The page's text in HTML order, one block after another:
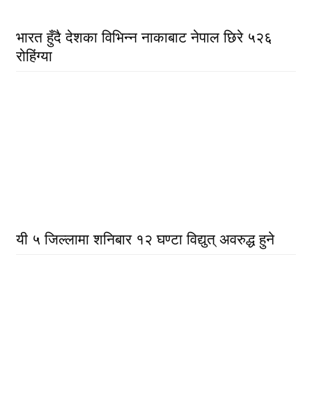
भारत हुँदै देशका विभिन्न नाकाबाट नेपाल छिरे ५२६
रोहिंग्या
यी ५ जिल्लामा शनिबार १२ घण्टा विद्युत् अवरुद्ध हुने